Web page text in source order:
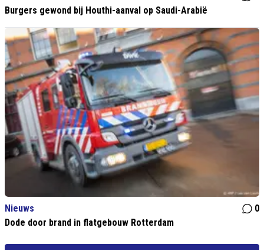
Burgers gewond bij Houthi-aanval op Saudi-Arabië
Nieuws
0
Dode door brand in flatgebouw Rotterdam